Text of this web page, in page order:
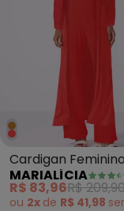
Cardigan
com Bolso
MARIALÍCIA
R$ 83,96R$
ou 2x de R$ 41,98